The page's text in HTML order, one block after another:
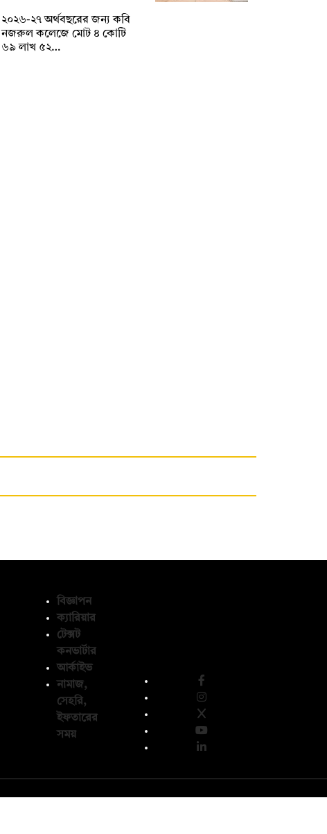
২০২৬-২৭ অর্থবছরের জন্য কবি
নজরুল কলেজে মোট ৪ কোটি
৬৯ লাখ ৫২…
বিজ্ঞাপন
ক্যারিয়ার
টেক্সট
কনভার্টার
আর্কাইভ
নামাজ,
সেহরি,
ইফতারের
সময়